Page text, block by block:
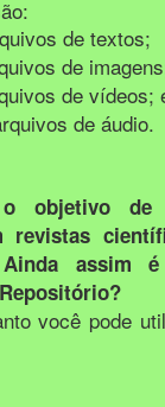
de textos;
de
de vídeos;
de áudio.
objetivo de
revistas
assim
você pode